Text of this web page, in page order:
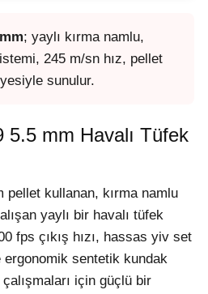
; yaylı kırma namlu,
245 m/sn hız, pellet
sunulur.
5.5 mm Havalı Tüfek
pellet kullanan, kırma namlu
yaylı bir havalı tüfek
fps çıkış hızı, hassas yiv set
sentetik kundak
için güçlü bir